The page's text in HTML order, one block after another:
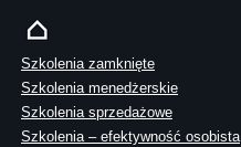
Szkolenia zamknięte
Szkolenia menedżerskie
Szkolenia sprzedażowe
Szkolenia – efektywność osobista